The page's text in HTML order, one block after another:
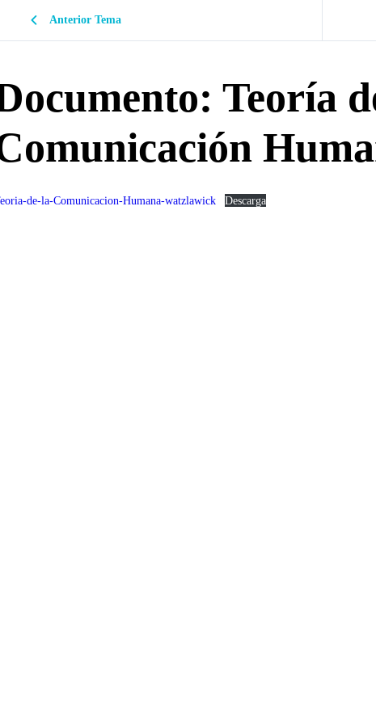
Anterior Tema
Teoría
de-la-Comunicacion-Humana-watzlawick Descarga